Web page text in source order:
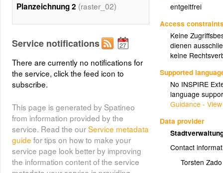
entgeltfrei
Access
Keine
dienen
keine
Supported
No INSPIRE
language
Guidance -
Data provider
Contact
Torsten Zado
Planzeichnung 2 (raster_02)
Service notifications
There are currently no notifications for
the service, click the feed icon to
subscribe.
This page is generated by Spatineo
from information provided by the
service. Read the ourService metadata
guide for tips on how to make your
service page look better by improving
the information content of the service